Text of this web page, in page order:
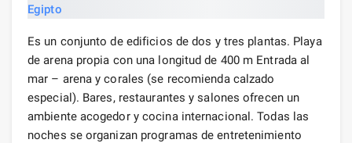
Es un conjunto de edificios de dos y tres plantas. Playa
de arena propia con una longitud de 400 m Entrada al
mar – arena y corales (se recomienda calzado
especial). Bares, restaurantes y salones ofrecen un
ambiente acogedor y cocina internacional. Todas las
noches se organizan programas de entretenimiento